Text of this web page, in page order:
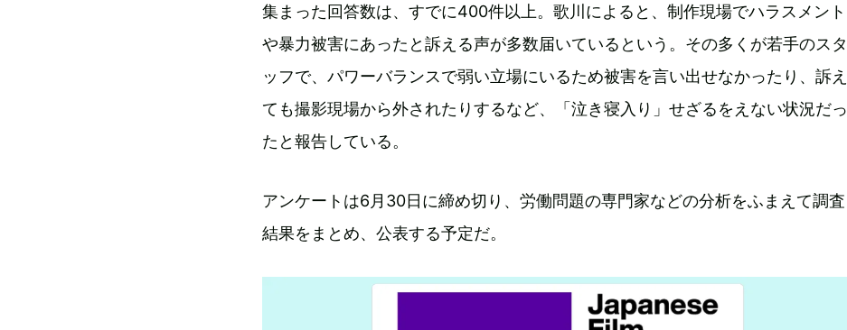
集まった回答数は、すでに400件以上。歌川によると、制作現場でハラスメント
や暴力被害にあったと訴える声が多数届いているという。その多くが若手のスタ
ッフで、パワーバランスで弱い立場にいるため被害を言い出せなかったり、訴え
ても撮影現場から外されたりするなど、「泣き寝入り」せざるをえない状況だっ
たと報告している。
アンケートは6月30日に締め切り、労働問題の専門家などの分析をふまえて調査
結果をまとめ、公表する予定だ。